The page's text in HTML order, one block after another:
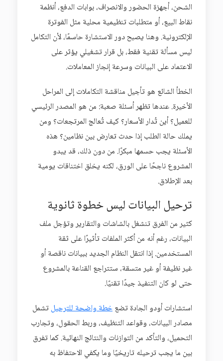
الشحن، أجهزة الحضور والانصراف، بوابات الدفع، أنظمة
نقاط البيع، أو متطلبات تنظيمية محلية مثل الفوترة
الإلكترونية. وهنا يصبح دور الاستشارة حاسمًا، لأن التكامل
ليس مسألة تقنية فقط، بل قرار تشغيلي يؤثر على
الاعتماد على البيانات وسرعة إنجاز المعاملات.
الخطأ الشائع هو تأجيل مناقشة التكاملات إلى المراحل
الأخيرة. عندها تظهر أسئلة صعبة: من هو المصدر الرئيسي
للعميل؟ أين تُدار الأسعار؟ كيف تُعالج المرتجعات؟ ومن
يملك حالة الطلب إذا حدث تعارض بين نظامين؟ هذه
الأسئلة يجب حسمها مبكرًا. من دون ذلك، قد يبدو
المشروع ناجحًا على الورق، لكنه يخلق اختناقات يومية
بعد الإطلاق.
ترحيل البيانات ليس خطوة ثانوية
كثير من الفرق تنشغل بالشاشات والتقارير وتؤجل ملف
البيانات، رغم أنه من أكثر الملفات تأثيرًا على ثقة
المستخدمين. إذا انتقل النظام الجديد ببيانات ناقصة أو
غير نظيفة أو غير متسقة، ستتراجع القناعة بالمشروع
حتى لو كان التنفيذ جيدًا تقنيًا.
استشارات أودو الجادة تضعخطة واضحة للترحيلتشمل
مصادر البيانات، وقواعد التنظيف، وربط الحقول، وتجارب
التحميل، والتأكد من التوازنات والنتائج النهائية. كما تفرق
بين ما يجب ترحيله تاريخيًا وما يكفي الاحتفاظ به